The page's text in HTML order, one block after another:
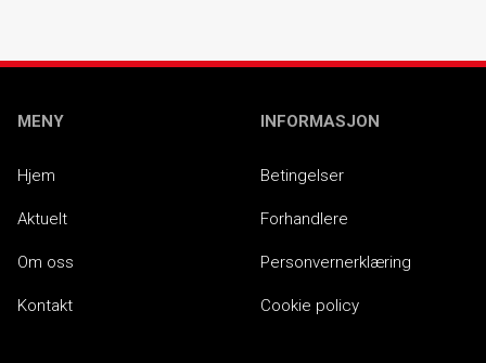
MENY
Hjem
Aktuelt
Om oss
Kontakt
INFORMASJON
Betingelser
Forhandlere
Personvernerklæring
Cookie policy